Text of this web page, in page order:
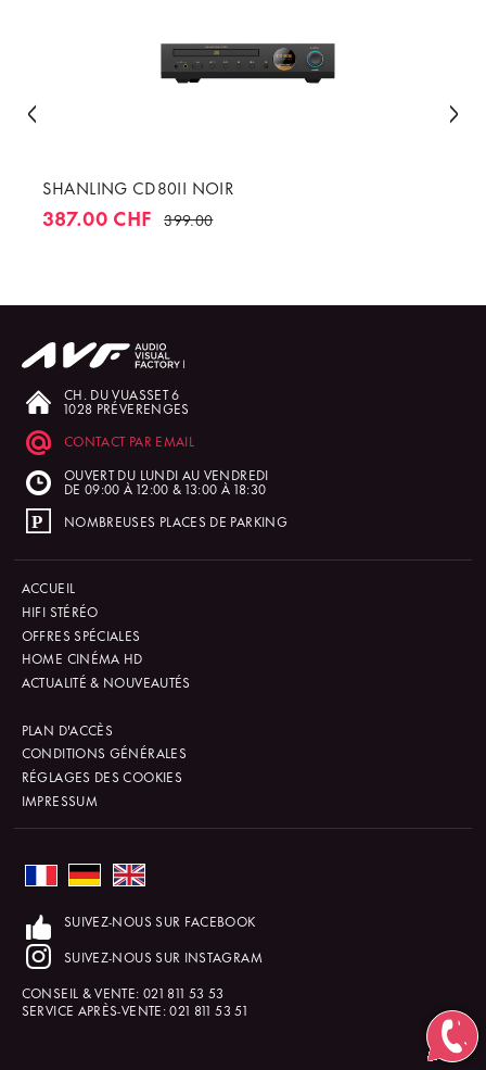
SHANLING CD80II NOIR
387.00 CHF 399.00
CH. DU VUASSET 6
1028 PRÉVERENGES
CONTACT PAR EMAIL
OUVERT DU LUNDI AU VENDREDI
DE 09:00 À 12:00 & 13:00 À 18:30
NOMBREUSES PLACES DE PARKING
ACCUEIL
HIFI STÉRÉO
OFFRES SPÉCIALES
HOME CINÉMA HD
ACTUALITÉ & NOUVEAUTÉS
PLAN D'ACCÈS
CONDITIONS GÉNÉRALES
RÉGLAGES DES COOKIES
IMPRESSUM
SUIVEZ-NOUS SUR FACEBOOK
SUIVEZ-NOUS SUR INSTAGRAM
CONSEIL & VENTE: 021 811 53 53
SERVICE APRÈS-VENTE:021 811 53 51